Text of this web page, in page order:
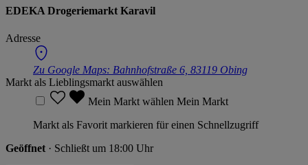
EDEKA Drogeriemarkt Karavil
Adresse
Zu Google Maps: Bahnhofstraße 6, 83119 Obing
Markt als Lieblingsmarkt auswählen
Mein Markt wählen Mein Markt
Markt als Favorit markieren für einen Schnellzugriff
Geöffnet · Schließt um 18:00 Uhr